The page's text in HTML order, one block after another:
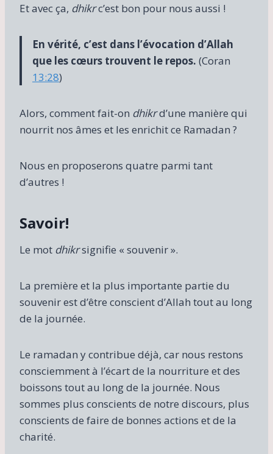
Et avec ça, dhikrc’est bon pour nous aussi !
En vérité, c’est dans l’évocation d’Allah
que les cœurs trouvent le repos. (Coran
13:28)
Alors, comment fait-on dhikrd’une manière qui
nourrit nos âmes et les enrichit ce Ramadan ?
Nous en proposerons quatre parmi tant
d’autres !
Savoir!
Le mot dhikrsignifie « souvenir ».
La première et la plus importante partie du
souvenir est d’être conscient d’Allah tout au long
de la journée.
Le ramadan y contribue déjà, car nous restons
consciemment à l’écart de la nourriture et des
boissons tout au long de la journée. Nous
sommes plus conscients de notre discours, plus
conscients de faire de bonnes actions et de la
charité.